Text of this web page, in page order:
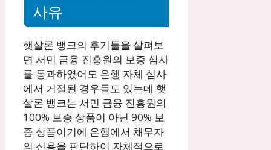
사유
햇살론 뱅크의 후기들을 살펴보
면 서민 금융 진흥원의 보증 심사
를 통과하였어도 은행 자체 심사
에서 거절된 경우들도 있는데 햇
살론 뱅크는 서민 금융 진흥원의
100% 보증 상품이 아닌 90% 보
증 상품이기에 은행에서 채무자
의 신용을 판단하여 자체적으로